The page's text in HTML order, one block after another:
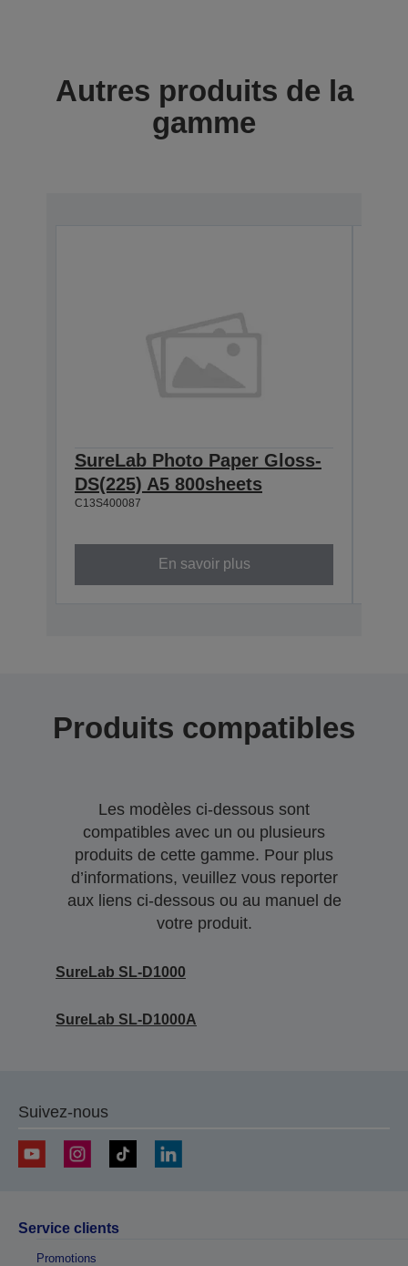
Autres produits de la
gamme
SureLab Photo Paper Gloss-
DS(225) A5 800sheets
C13S400087
En savoir plus
Produits compatibles
Les modèles ci-dessous sont
compatibles avec un ou plusieurs
produits de cette gamme. Pour plus
d’informations, veuillez vous reporter
aux liens ci-dessous ou au manuel de
votre produit.
SureLab SL-D1000
SureLab SL-D1000A
Suivez-nous
Service clients
Promotions